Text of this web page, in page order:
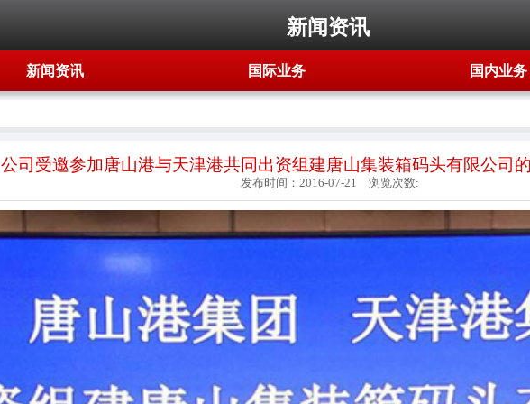
新闻资讯
新闻资讯 国际业务 国内业务
公司受邀参加唐山港与天津港共同出资组建唐山集装箱码头有限公司
发布时间： 2016-07-21 浏览次数: